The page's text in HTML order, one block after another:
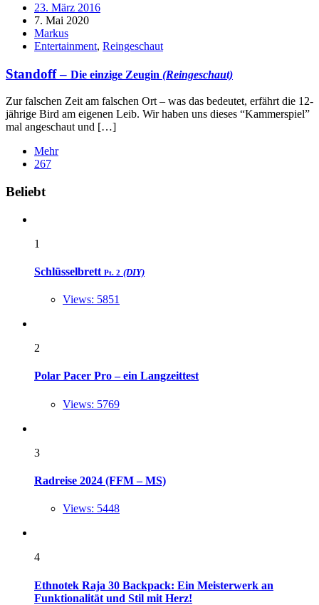
23. März 2016
7. Mai 2020
Markus
Entertainment, Reingeschaut
Standoff – Die einzige Zeugin (Reingeschaut)
Zur falschen Zeit am falschen Ort – was das bedeutet, erfährt die 12-
jährige Bird am eigenen Leib. Wir haben uns dieses “Kammerspiel”
mal angeschaut und […]
Mehr
267
Widgets
Beliebt
1
Schlüsselbrett Pt. 2 (DIY)
Views: 5851
2
Polar Pacer Pro – ein Langzeittest
Views: 5769
3
Radreise 2024 (FFM – MS)
Views: 5448
4
Ethnotek Raja 30 Backpack: Ein Meisterwerk an
Funktionalität und Stil mit Herz!